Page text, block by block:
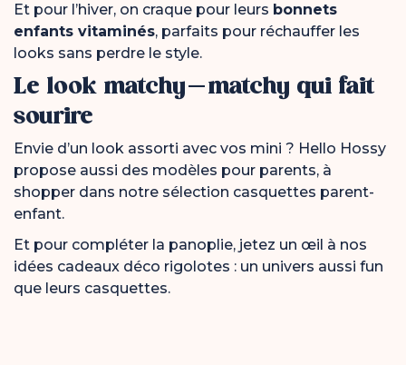
Et pour l’hiver, on craque pour leurs bonnets
enfants vitaminés, parfaits pour réchauffer les
looks sans perdre le style.
Le look matchy-matchy qui fait
sourire
Envie d’un look assorti avec vos mini ? Hello Hossy
propose aussi des modèles pour parents, à
shopper dans notre sélection casquettes parent-
enfant.
Et pour compléter la panoplie, jetez un œil à nos
idées cadeaux déco rigolotes : un univers aussi fun
que leurs casquettes.